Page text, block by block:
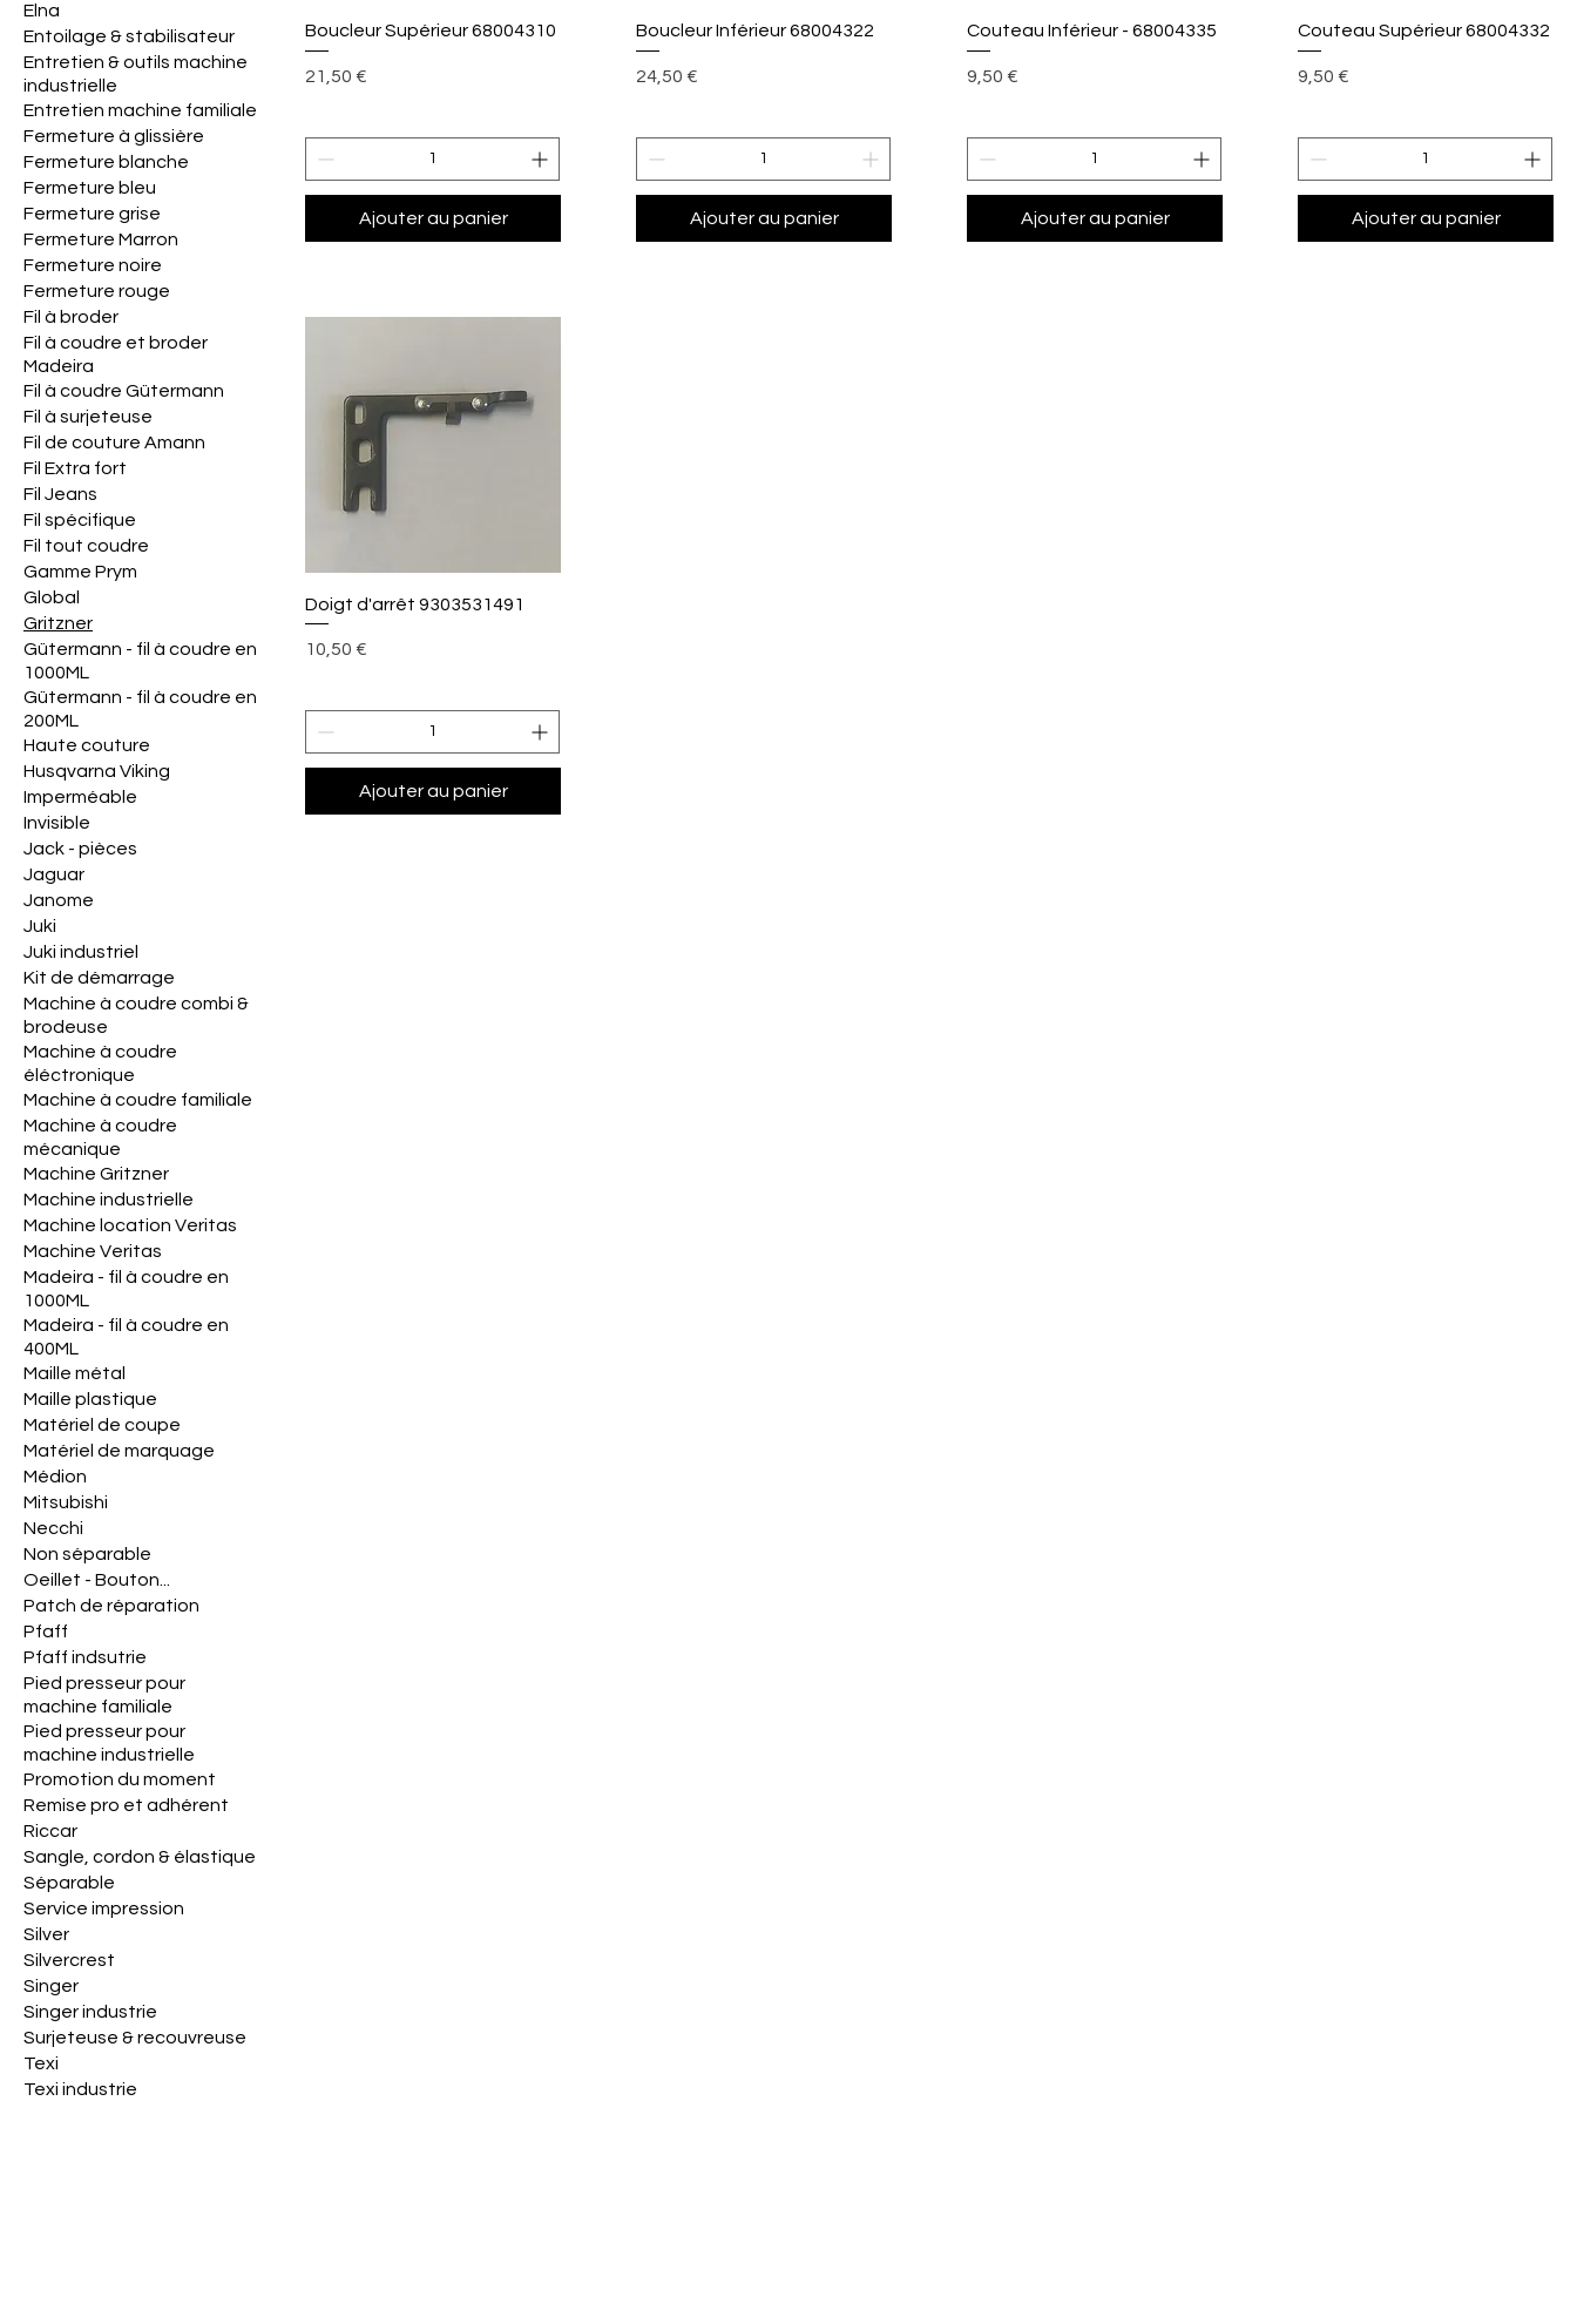
Elna
Entoilage & stabilisateur
Entretien & outils machine
industrielle
Entretien machine familiale
Fermeture à glissière
Fermeture blanche
Fermeture bleu
Fermeture grise
Fermeture Marron
Fermeture noire
Fermeture rouge
Fil à broder
Fil à coudre et broder
Madeira
Fil à coudre Gütermann
Fil à surjeteuse
Fil de couture Amann
Fil Extra fort
Fil Jeans
Fil spécifique
Fil tout coudre
Gamme Prym
Global
Gritzner
Gütermann - fil à coudre en
1000ML
Gütermann - fil à coudre en
200ML
Haute couture
Husqvarna Viking
Imperméable
Invisible
Jack - pièces
Jaguar
Janome
Juki
Juki industriel
Kit de démarrage
Machine à coudre combi &
brodeuse
Machine à coudre
éléctronique
Machine à coudre familiale
Machine à coudre
mécanique
Machine Gritzner
Machine industrielle
Machine location Veritas
Machine Veritas
Madeira - fil à coudre en
1000ML
Madeira - fil à coudre en
400ML
Maille métal
Maille plastique
Matériel de coupe
Matériel de marquage
Médion
Mitsubishi
Necchi
Non séparable
Oeillet - Bouton...
Patch de réparation
Pfaff
Pfaff indsutrie
Pied presseur pour
machine familiale
Pied presseur pour
machine industrielle
Promotion du moment
Remise pro et adhérent
Riccar
Sangle, cordon & élastique
Séparable
Service impression
Silver
Silvercrest
Singer
Singer industrie
Surjeteuse & recouvreuse
Texi
Texi industrie
Aperçu rapide
Boucleur Supérieur 68004310
Prix
21,50 €
Ajouter au panier
Aperçu rapide
Boucleur Inférieur 68004322
Prix
24,50 €
Ajouter au panier
Aperçu rapide
Couteau Inférieur - 68004335
Prix
9,50 €
Ajouter au panier
Aperçu rapide
Couteau Supérieur 68004332
Prix
9,50 €
Ajouter au panier
Aperçu rapide
Doigt d'arrêt 9303531491
Prix
10,50 €
Ajouter au panier